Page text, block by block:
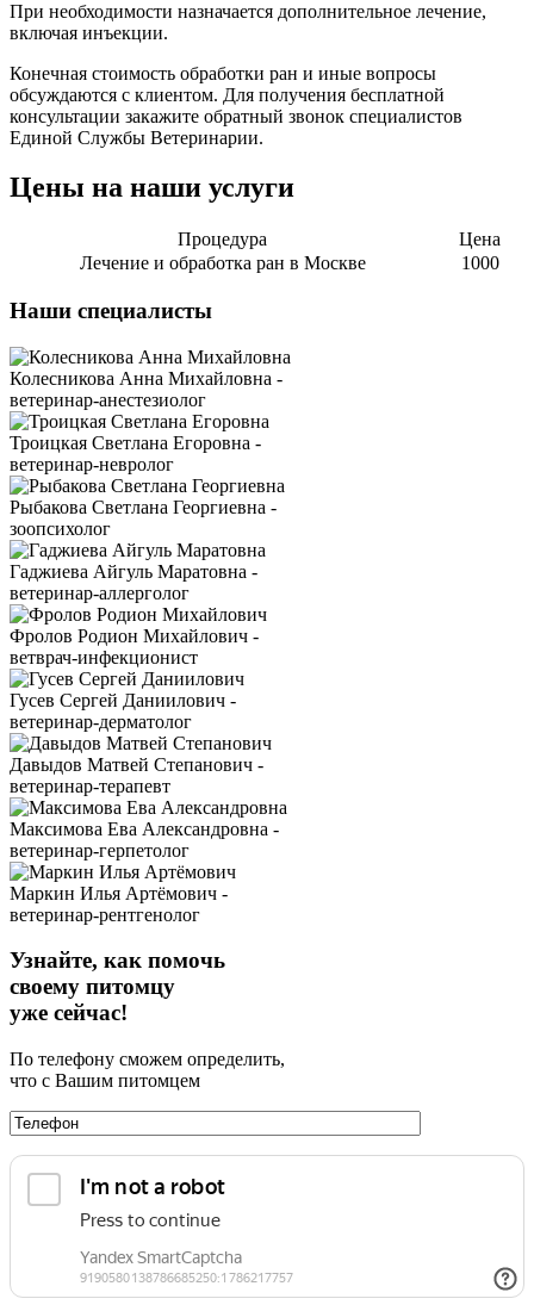
При необходимости назначается дополнительное лечение,
включая инъекции.
Конечная стоимость обработки ран и иные вопросы
обсуждаются с клиентом. Для получения бесплатной
консультации закажите обратный звонок специалистов
Единой Службы Ветеринарии.
Цены на наши услуги
Процедура
Цена
Лечение и обработка ран в Москве
1000
Наши специалисты
Колесникова Анна Михайловна -
ветеринар-анестезиолог
Троицкая Светлана Егоровна -
ветеринар-невролог
Рыбакова Светлана Георгиевна -
зоопсихолог
Гаджиева Айгуль Маратовна -
ветеринар-аллерголог
Фролов Родион Михайлович -
ветврач-инфекционист
Гусев Сергей Даниилович -
ветеринар-дерматолог
Давыдов Матвей Степанович -
ветеринар-терапевт
Максимова Ева Александровна -
ветеринар-герпетолог
Маркин Илья Артёмович -
ветеринар-рентгенолог
Узнайте, как помочь
своему питомцу
уже сейчас!
По телефону сможем определить,
что с Вашим питомцем